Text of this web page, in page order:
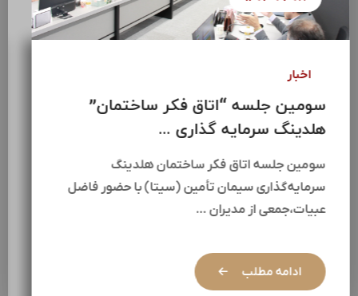
اخبار
سومین جلسه “اتاق فکر ساختمان”
هلدینگ سرمایه گذاری ...
سومین جلسه اتاق فکر ساختمان هلدینگ
سرمایه‌گذاری سیمان تأمین (سیتا) با حضور فاضل
عبیات،جمعی از مدیران …
ادامه مطلب